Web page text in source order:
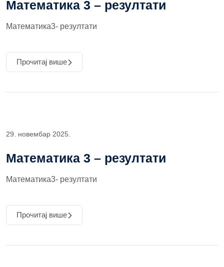
Математика 3 – резултати
Математика3- резултати
Прочитај више
29. новембар 2025.
Математика 3 – резултати
Математика3- резултати
Прочитај више